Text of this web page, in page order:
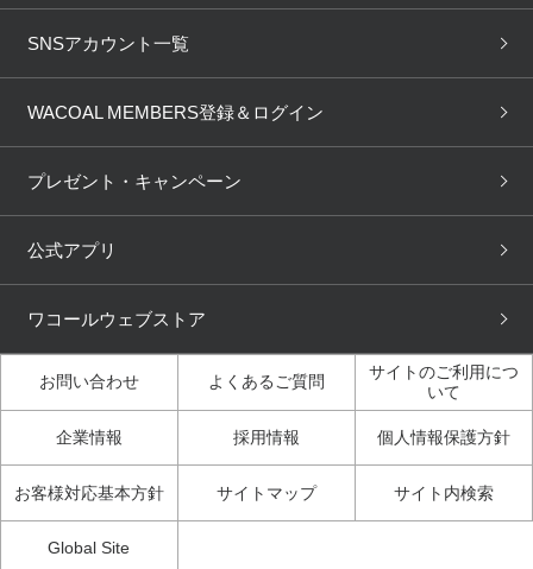
OUR WACOAL
WACOAL Remamma Mens Innerwear
Licensed Brands
ブラ無料診断
3Dボディスキャン
商品回収
ニュース＆トピックス
下着の基礎知識
ブラパン ワコールスタイル
大人の工場見学inベトナム
人間科学研究開発センター見
学
ガイド（マンガ）
3Dボディスキャン体験（マ
SNSアカウント一覧
WACOAL MEMBERS登録＆ログイン
プレゼント・キャンペーン
公式アプリ
ワコールウェブストア
お問い合わせ よくあるご質問
サイトのご利用につ
いて
企業情報 採用情報 個人情報保護方針
お客様対応基本方針 サイトマップ サイト内検索
Global Site